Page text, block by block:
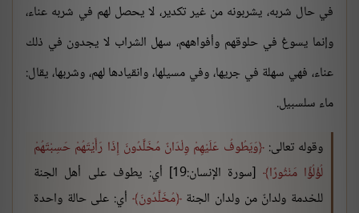
في حال شربه، يشربونه من غير تكدير، لا يحصل لهم في شربه عناء،
وإنما يسوغ في حلوقهم وأفواههم، سهل الشراب لا يجدون في ذلك
عناء، فهي سهلة في جريها، وفي مسيلها، وانقيادها لهم، وشربها، يقال:
ماء سلسبيل.
وقوله تعالى: وَيَطُوفُ عَلَيْهِمْ وِلْدَانٌ مُخَلَّدُونَ إِذَا رَأَيْتَهُمْ حَسِبْتَهُمْ
لُؤْلُؤًا مَنْثُورًا
[سورة الإنسان:19] أي: يطوف على أهل الجنة
للخدمة ولدانٌ من ولدان الجنة مُخَلَّدُونَ أي: على حالة واحدة